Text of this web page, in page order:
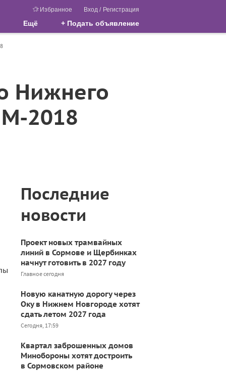
Избранное Вход / Регистрация
Ещё + Подать объявление
Нижнего
2018
Последние
новости
Проект новых трамвайных
линий в Сормове и Щербинках
начнут готовить в 2027 году
Главное сегодня
Новую канатную дорогу через
Оку в Нижнем Новгороде хотят
сдать летом 2027 года
Сегодня, 17:59
Квартал заброшенных домов
Минобороны хотят достроить
в Сормовском районе